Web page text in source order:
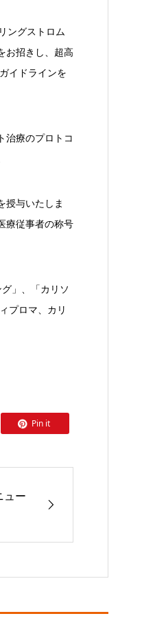
ングストロム
お招きし、超高
イドラインを
治療のプロトコ
授与いたしま
療従事者の称号
」、「カリソ
プロマ、カリ
Pin it
ュー